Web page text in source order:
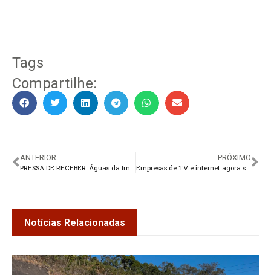
Tags
Compartilhe:
ANTERIOR
PRÓXIMO
Notícias Relacionadas